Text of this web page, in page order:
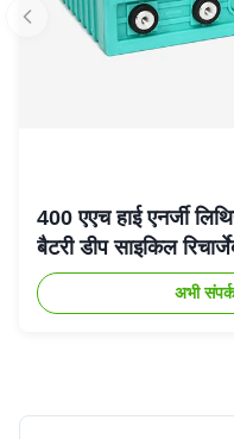
400 एएच हाई एनर्जी
बैटरी डीप साइकिल
अभी